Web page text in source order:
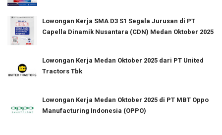
Lowongan Kerja SMA D3 S1 Segala Jurusan di PT
Capella Dinamik Nusantara (CDN) Medan Oktober 2025
Lowongan Kerja Medan Oktober 2025 dari PT United
Tractors Tbk
Lowongan Kerja Medan Oktober 2025 di PT MBT Oppo
Manufacturing Indonesia (OPPO)